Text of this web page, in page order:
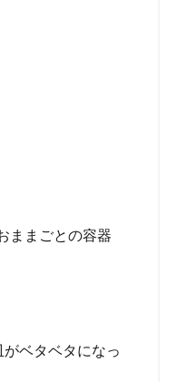
ままごとの容器
ベタベタになっ